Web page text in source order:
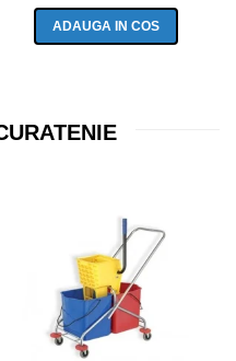
ADAUGA IN COS